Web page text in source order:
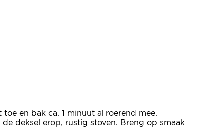
en bak ca. 1 minuut al roerend mee.
deksel erop, rustig stoven. Breng op smaak